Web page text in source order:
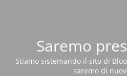
Saremo
Stiamo sistemando il sito di
saremo di